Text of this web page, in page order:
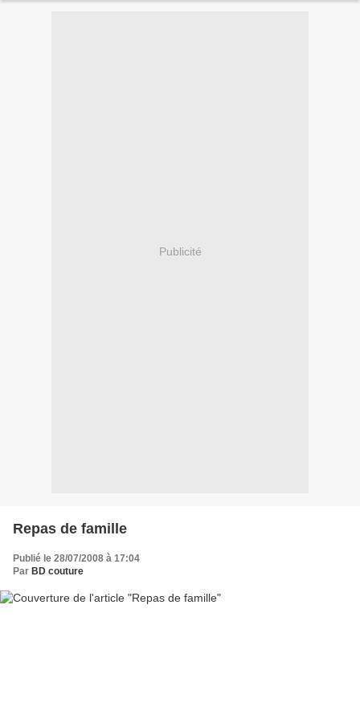
Publicité
Repas de famille
Publié le 28/07/2008 à 17:04
Par BD couture